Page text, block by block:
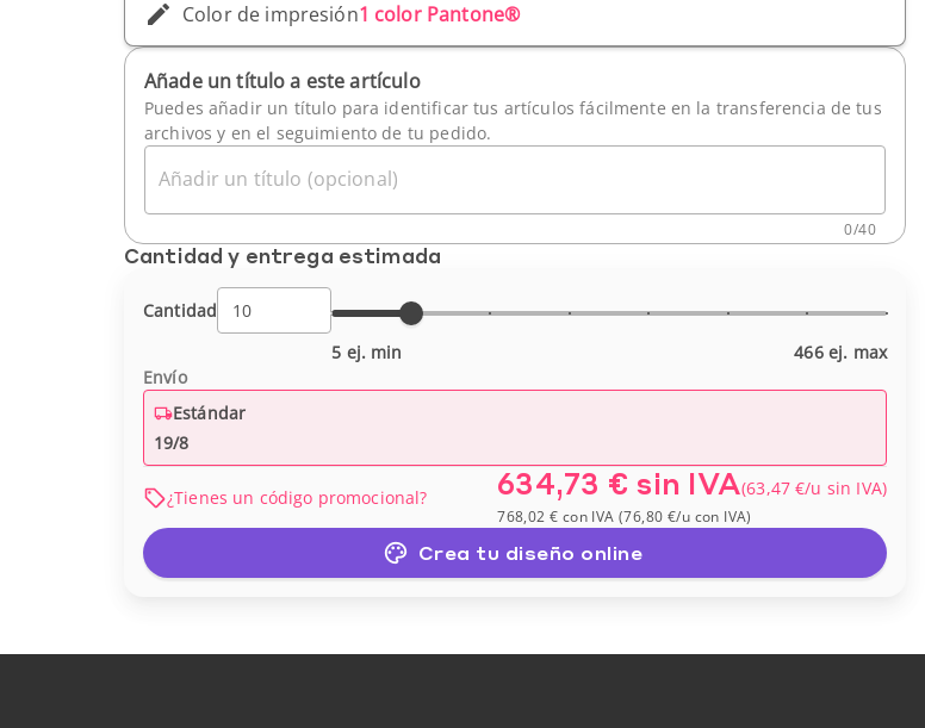
Color de impresión1 color Pantone®
Añade un título a este artículo
Puedes añadir un título para identificar tus artículos fácilmente en la transferencia de tus
archivos y en el seguimiento de tu pedido.
Añadir un título (opcional)
0/40
Cantidad y entrega estimada
Cantidad
5 ej. min
466 ej. max
Envío
Estándar
19/8
¿Tienes un código promocional? 634,73 € sin IVA(63,47 €/u sin IVA)
768,02 € con IVA (76,80 €/u con IVA)
Crea tu diseño online